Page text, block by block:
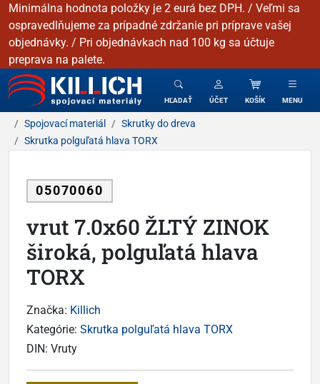
Minimálna hodnota položky je 2 eurá bez DPH. / Veľmi sa
ospravedlňujeme za prípadné zdržanie pri príprave vašej
objednávky. / Pri objednávkach nad 100 kg sa účtuje
preprava na palete.
KILLICH - Spojovacie materiály
HĽADAŤ ÚČET KOŠÍK MENU
Spojovací materiál
Skrutky do dreva
Skrutka polguľatá hlava TORX
05070060
vrut 7.0x60 ŽLTÝ ZINOK
široká, polguľatá hlava
TORX
Značka: Killich
Kategórie: Skrutka polguľatá hlava TORX
DIN: Vruty